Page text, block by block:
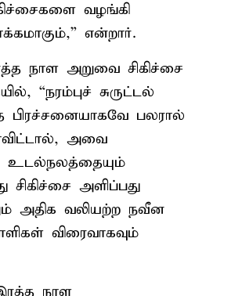
வழங்கி
என்றார்.
நாள அறுவை சிகிச்சை
“நரம்புச் சுருட்டல்
பிரச்சனையாகவே பலரால்
அவை
உடல்நலத்தையும்
அளிப்பது
அதிக வலியற்ற நவீன
விரைவாகவும்
நாள